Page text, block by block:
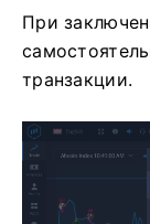
При
транзакции.